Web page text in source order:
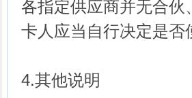
各指定供应商并无合
卡人应当自行决定是
4.其他说明